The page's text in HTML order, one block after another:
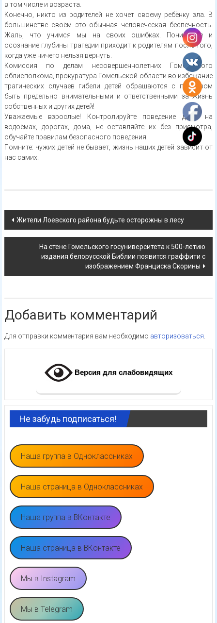
в том числе и возраста.
Конечно, никто из родителей не хочет своему ребёнку зла. В
большинстве своём это обычная человеческая беспечность.
Жаль, что учимся мы на своих ошибках. Понимание и
осознание глубины трагедии приходит к родителям после того,
когда уже ничего нельзя вернуть.
Комиссия по делам несовершеннолетних Гомельского
облисполкома, прокуратура Гомельской области во избежание
трагических случаев гибели детей обращаются с призывом
быть предельно внимательными и ответственными за жизнь
собственных и других детей!
Уважаемые взрослые! Контролируйте поведение детей на
водоёмах, дорогах, дома, не оставляйте их без присмотра,
обучайте правилам безопасного поведения!
Помните: чужих детей не бывает, жизнь наших детей зависит от
нас самих.
Навигация
по
записям
Жители Лоевского района будьте осторожны в лесу
На стене Гомельского госуниверситета к 500-летию
издания белорусской Библии появится граффити с
изображением Франциска Скорины
Добавить комментарий
Для отправки комментария вам необходимо авторизоваться
Версия для слабовидящих
Не забудь подписаться!
Наша группа в Одноклассниках
Наша страница в Одноклассниках
Наша группа в ВКонтакте
Наша страница в ВКонтакте
Мы в Instagram
Мы в Telegram